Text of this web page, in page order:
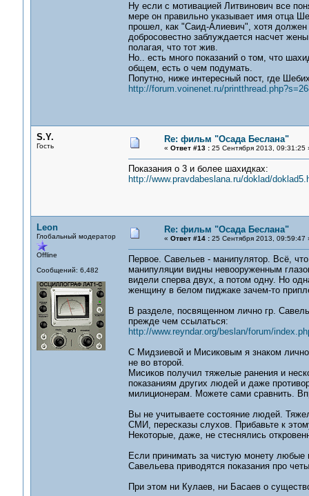
Ну если с мотивацией Литвинович все
мере он правильно указывает имя отца
прошел, как "Саид-Алиевич", хотя
добросовестно заблуждается насчет
полагая, что тот жив.
Но.. есть много показаний о том, что
общем, есть о чем подумать.
Попутно, ниже интересный пост, где
http://forum.voinenet.ru/
S.Y.
Гость
Re: фильм "Осада Беслана"
« Ответ #13 :25 Сентября 2013, 09:31:25
Показания о 3 и более шахидках:
http://www.pravdabeslana.ru/doklad/
Leon
Глобальный модератор
Offline
Сообщений: 6,482
Re: фильм "Осада Беслана"
« Ответ #14 :25 Сентября 2013, 09:59:47
Первое. Савельев - манипулятор. Всё,
манипуляции видны невооруженным
видели сперва двух, а потом одну. Но
женщину в белом пиджаке зачем-то
В разделе, посвященном лично гр.
прежде чем ссылаться:
http://www.reyndar.org/beslan/forum/
С Мидзиевой и Мисиковым я знаком
не во второй.
Мисиков получил тяжелые ранения и
показаниям других людей и даже
милиционерам. Можете сами сравнить.
Вы не учитываете состояние людей.
СМИ, пересказы слухов. Прибавьте к
Некоторые, даже, не стеснялись
Если принимать за чистую монету любые
Савельева приводятся показания про
При этом ни Кулаев, ни Басаев о